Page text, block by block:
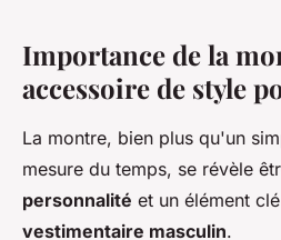
Importance de la
accessoire de style
La montre, bien plus qu'un
mesure du temps, se révèle
personnalité et un élément
vestimentaire masculin.